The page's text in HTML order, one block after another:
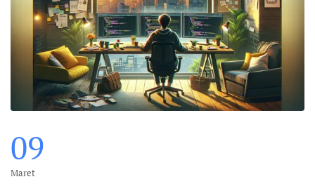
09
Maret